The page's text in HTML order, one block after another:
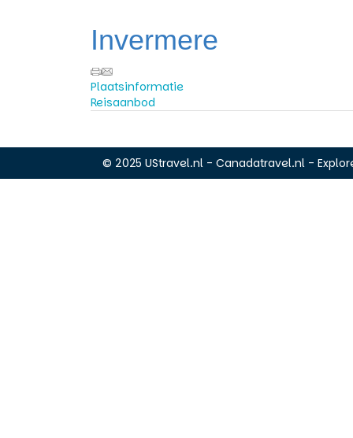
Invermere
Plaatsinformatie
Reisaanbod
© 2025 UStravel.nl - Canadatravel.nl -